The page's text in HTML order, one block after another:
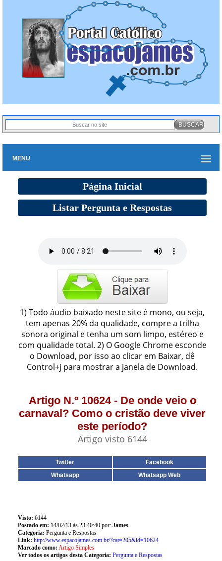
MENU
Página Inicial
Listar Pergunta e Respostas
1) Todo áudio baixado neste site é mono, ou seja,
tem apenas 20% da qualidade, compre a trilha
sonora original e tenha um som limpo, estéreo e
com qualidade total. 2) O Google Chrome esconde
o Download, por isso ao clicar em Baixar, dê
Control+j para mostrar a janela de Download.
Artigo N.º 10624 - De onde veio o
carnaval? Como o cristão deve viver
este período?
Artigo visto 6144
Twitter
Facebook
Whatsapp
Whatsapp Web
Visto: 6144
Postado em: 14/02/13 às 23:40:40 por: James
Categoria: Pergunta e Respostas
Link: http://www.espacojames.com.br/?cat=205&id=10624
Marcado como: Artigo Simples
Ver todos os artigos desta Categoria: Pergunta e Respostas